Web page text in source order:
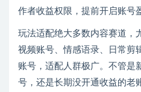
作者收益权限，提前开启账号
玩法适配绝大多数内容赛道，
视频账号、情感语录、日常剪
账号，适配人群极广。不管是
号，还是长期没开通收益的老